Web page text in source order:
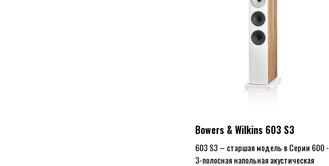
Bowers & Wilkins 603 S3
603 S3 – старшая модель в Серии 600 -
3-полосная напольная акустическая